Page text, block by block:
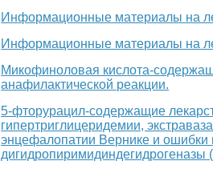
Информационные материалы на
Информационные материалы на
Микофиноловая кислота-
анафилактической реакции.
5-фторурацил-содержащие
гипертриглицеридемии,
энцефалопатии Вернике и ошибки